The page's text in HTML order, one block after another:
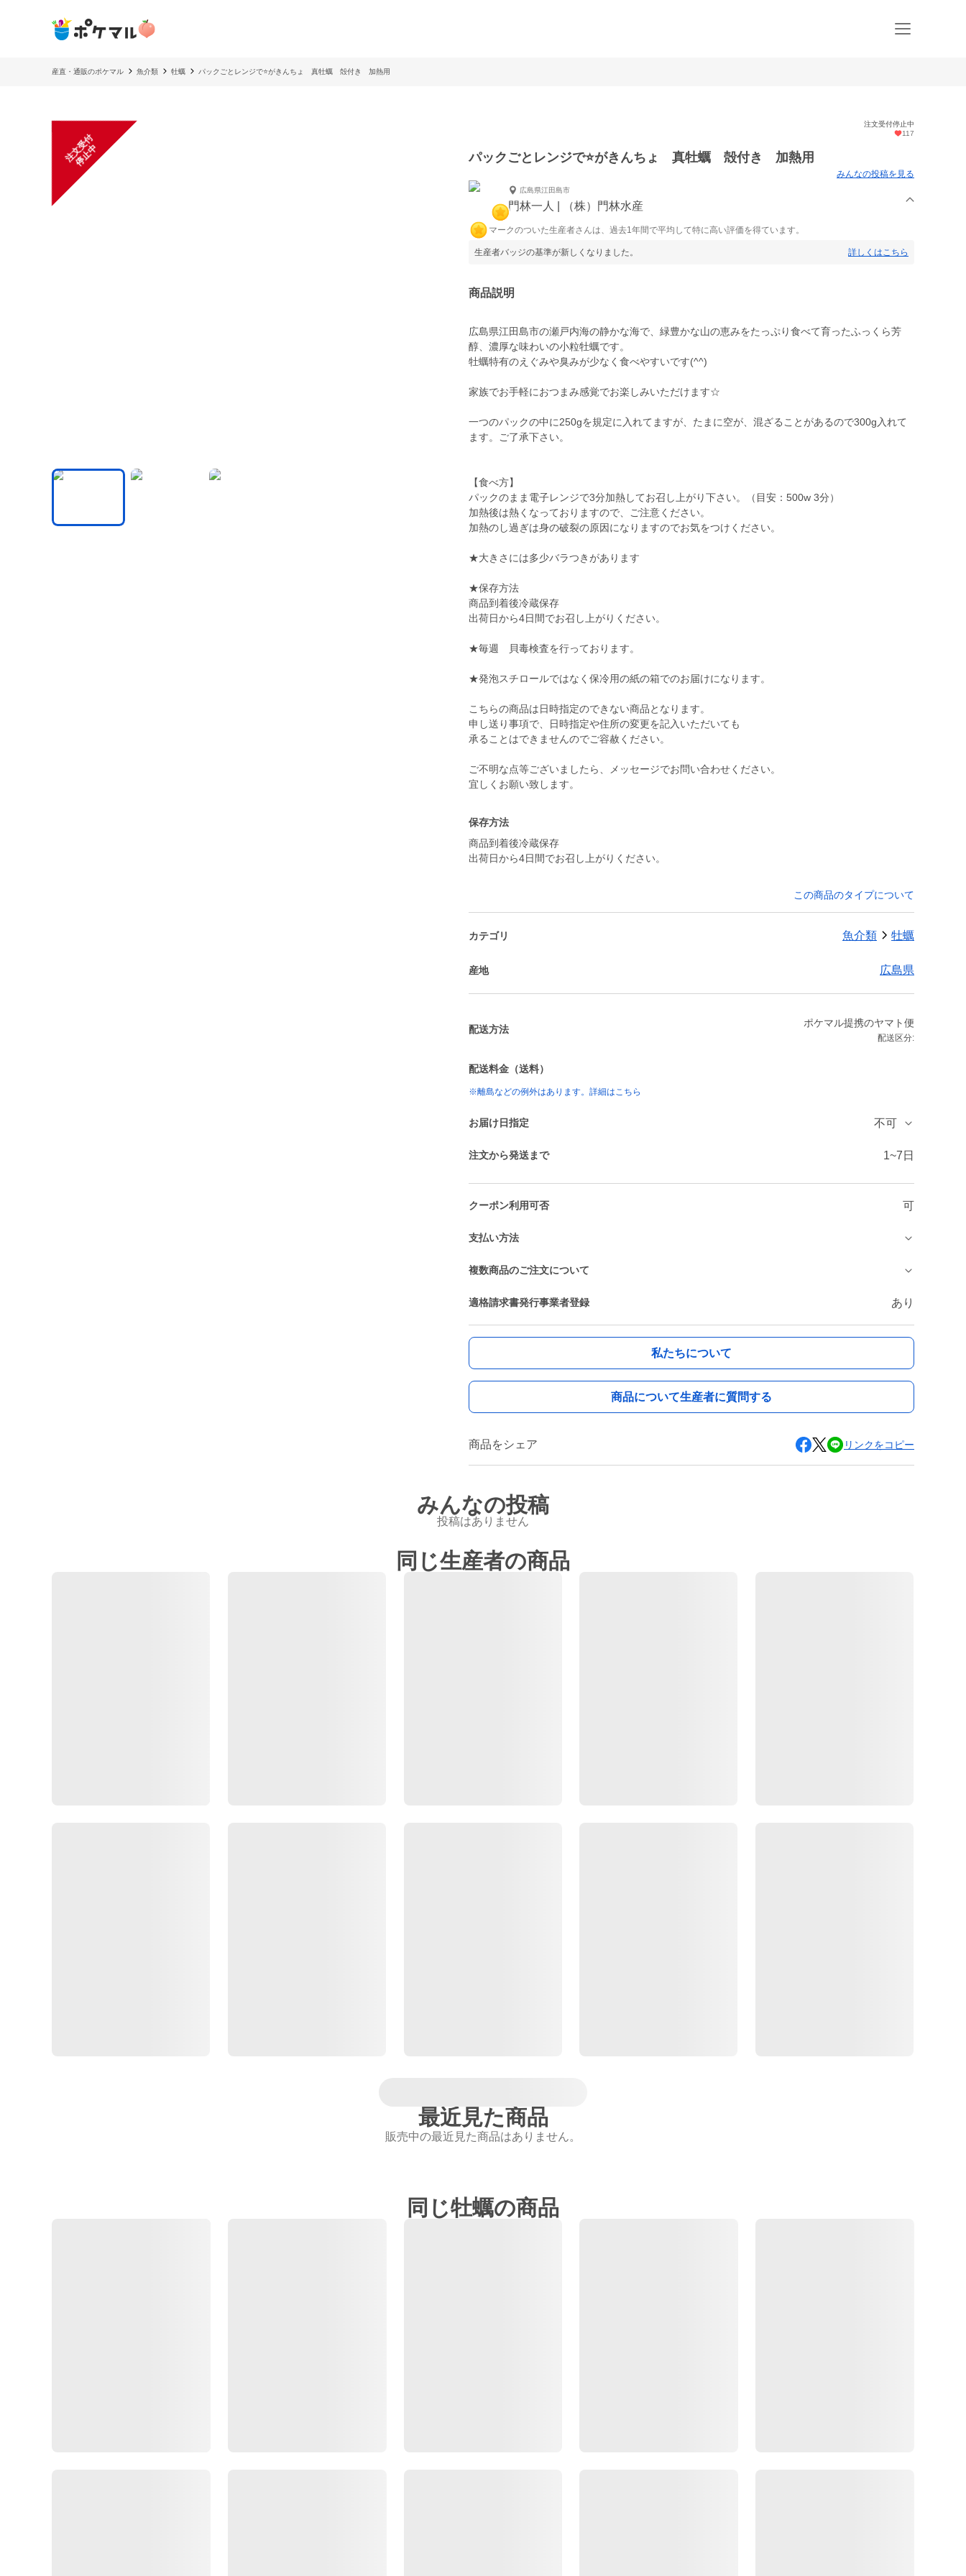
産直・通販のポケマル 魚介類 牡蠣 パックごとレンジで⭐️がきんちょ 真牡蠣 殻付き 加熱用
注
文
受
付
停
止
中
注文受付停止中
117
パックごとレンジで⭐️がきんちょ 真牡蠣 殻付き 加熱用
みんなの投稿を見る
広島県江田島市
門林一人 | （株）門林水産
マークのついた生産者さんは、過去1年間で平均して特に高い評価を得ています。
生産者バッジの基準が新しくなりました。 詳しくはこちら
商品説明
広島県江田島市の瀬戸内海の静かな海で、緑豊かな山の恵みをたっぷり食べて育ったふっくら芳
醇、濃厚な味わいの小粒牡蠣です。
牡蠣特有のえぐみや臭みが少なく食べやすいです(^^)
家族でお手軽におつまみ感覚でお楽しみいただけます☆
一つのパックの中に250gを規定に入れてますが、たまに空が、混ざることがあるので300g入れて
ます。ご了承下さい。
【食べ方】
パックのまま電子レンジで3分加熱してお召し上がり下さい。（目安：500w 3分）
加熱後は熱くなっておりますので、ご注意ください。
加熱のし過ぎは身の破裂の原因になりますのでお気をつけください。
★大きさには多少バラつきがあります
★保存方法
商品到着後冷蔵保存
出荷日から4日間でお召し上がりください。
★毎週 貝毒検査を行っております。
★発泡スチロールではなく保冷用の紙の箱でのお届けになります。
こちらの商品は日時指定のできない商品となります。
申し送り事項で、日時指定や住所の変更を記入いただいても
承ることはできませんのでご容赦ください。
ご不明な点等ございましたら、メッセージでお問い合わせください。
保存方法
商品到着後冷蔵保存
出荷日から4日間でお召し上がりください。
この商品のタイプについて
カテゴリ 魚介類 牡蠣
産地 広島県
配送方法
ポケマル提携のヤマト便
配送区分:
配送料金（送料）
※離島などの例外はあります。詳細はこちら
お届け日指定 不可
注文から発送まで 1~7日
クーポン利用可否 可
支払い方法
複数商品のご注文について
適格請求書発行事業者登録 あり
私たちについて
商品について生産者に質問する
商品をシェア リンクをコピー
みんなの投稿
投稿はありません
同じ生産者の商品
最近見た商品
販売中の最近見た商品はありません。
同じ牡蠣の商品